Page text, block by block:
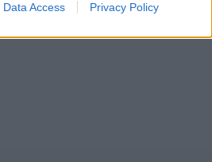
Data Access Privacy Policy